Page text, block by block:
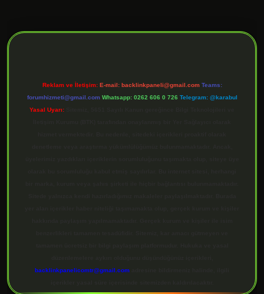
Reklam ve İletişim: E-mail: backlinkpaneli@gmail.com Teams:
forumhizmeti@gmail.com Whatsapp: 0262 606 0 726 Telegram: @karabul
Yasal Uyarı:
backlinkpanelicomtr@gmail.com